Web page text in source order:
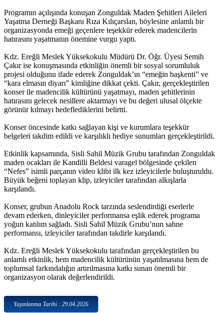
Programın açılışında konuşan Zonguldak Maden Şehitleri Aileleri
Yaşatma Derneği Başkanı Rıza Kılıçarslan, böylesine anlamlı bir
organizasyonda emeği geçenlere teşekkür ederek madencilerin
hatırasını yaşatmanın önemine vurgu yaptı.
Kdz. Ereğli Meslek Yüksekokulu Müdürü Dr. Öğr. Üyesi Semih
Çakır ise konuşmasında etkinliğin önemli bir sosyal sorumluluk
projesi olduğunu ifade ederek Zonguldak’ın “emeğin başkenti” ve
“kara elmasın diyarı” kimliğine dikkat çekti. Çakır, gerçekleştirilen
konser ile madencilik kültürünü yaşatmayı, maden şehitlerinin
hatırasını gelecek nesillere aktarmayı ve bu değeri ulusal ölçekte
görünür kılmayı hedeflediklerini belirtti.
Konser öncesinde katkı sağlayan kişi ve kurumlara teşekkür
belgeleri takdim edildi ve karşılıklı hediye sunumları gerçekleştirildi.
Etkinlik kapsamında, Sisli Sahil Müzik Grubu tarafından Zonguldak
maden ocakları ile Kandilli Beldesi varagel bölgesinde çekilen
“Nefes” isimli parçanın video klibi ilk kez izleyicilerle buluşturuldu.
Büyük beğeni toplayan klip, izleyiciler tarafından alkışlarla
karşılandı.
Konser, grubun Anadolu Rock tarzında seslendirdiği eserlerle
devam ederken, dinleyiciler performansa eşlik ederek programa
yoğun katılım sağladı. Sisli Sahil Müzik Grubu’nun sahne
performansı, izleyiciler tarafından takdirle karşılandı.
Kdz. Ereğli Meslek Yüksekokulu tarafından gerçekleştirilen bu
anlamlı etkinlik, hem madencilik kültürünün yaşatılmasına hem de
toplumsal farkındalığın artırılmasına katkı sunan önemli bir
organizasyon olarak değerlendirildi.
Yayınlanma Tarihi : 29.04.2026